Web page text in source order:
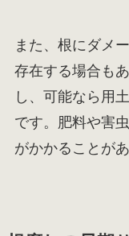
また、根にダメ
存在する場合も
し、可能なら用
です。肥料や害
がかかることがあ